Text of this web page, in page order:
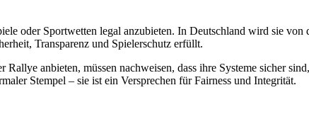
oder Sportwetten legal anzubieten. In Deutschland wird sie von
Transparenz und Spielerschutz erfüllt.
anbieten, müssen nachweisen, dass ihre Systeme sicher
Stempel – sie ist ein Versprechen für Fairness und Integrität.